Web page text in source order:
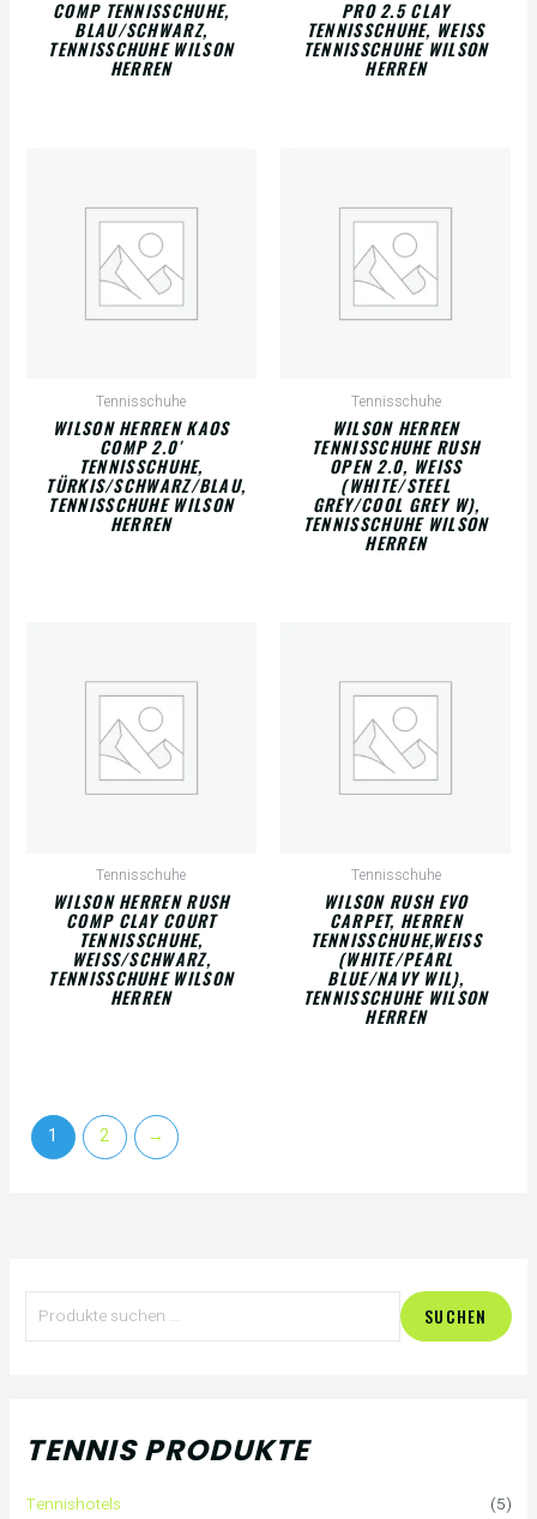
COMP TENNISSCHUHE,
BLAU/SCHWARZ,
TENNISSCHUHE WILSON
HERREN
PRO 2.5 CLAY
TENNISSCHUHE, WEISS T
ENNISSCHUHE WILSON H
ERREN
Tennisschuhe
WILSON HERREN KAOS
COMP 2.0′
TENNISSCHUHE,
TÜRKIS/SCHWARZ/BLAU,
TENNISSCHUHE WILSON
HERREN
Tennisschuhe
WILSON HERREN
TENNISSCHUHE RUSH
OPEN 2.0, WEISS (
WHITE/STEEL G
REY/COOL GREY W), T
ENNISSCHUHE WILSON H
ERREN
Tennisschuhe
WILSON HERREN RUSH
COMP CLAY COURT
TENNISSCHUHE,
WEISS/SCHWARZ, T
ENNISSCHUHE WILSON H
ERREN
Tennisschuhe
WILSON RUSH EVO
CARPET, HERREN
TENNISSCHUHE,WEISS (
WHITE/PEARL B
LUE/NAVY WIL), T
ENNISSCHUHE WILSON H
ERREN
1 2 →
SUCHEN
TENNIS PRODUKTE
Tennishotels
(5)
ia